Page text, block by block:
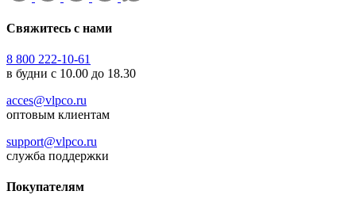
Свяжитесь с нами
8 800 222-10-61
в будни с 10.00 до 18.30
acces@vlpco.ru
оптовым клиентам
support@vlpco.ru
служба поддержки
Покупателям